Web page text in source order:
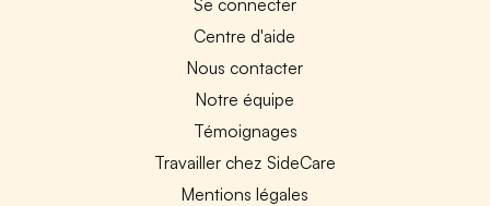
Centre d'aide
Nous contacter
Notre équipe
Témoignages
Travailler chez SideCare
Mentions légales